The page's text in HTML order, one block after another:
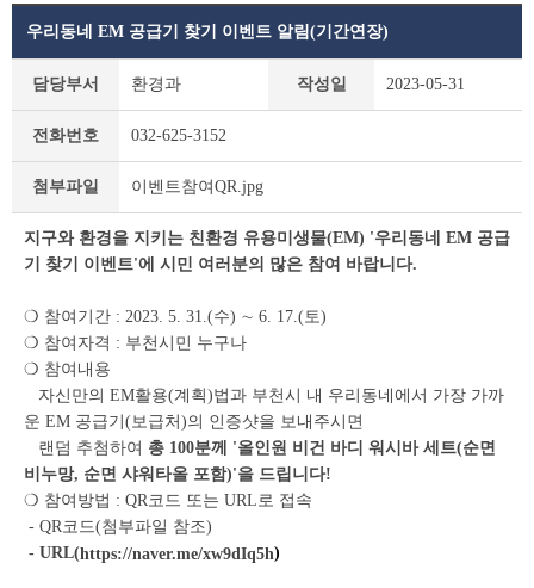
세
회
테
이
우리동네 EM 공급기 찾기 이벤트 알림(기간연장)
담당부서 환경과 작성일 2023-05-31
전화번호 032-625-3152
첨부파일 이벤트참여QR.jpg
지구와 환경을 지키는 친환경 유용미생물(EM) '우리동네 EM 공급
기 찾기 이벤트'에 시민 여러분의 많은 참여 바랍니다.
❍ 참여기간 : 2023. 5. 31.(수) ∼ 6. 17.(토)
❍ 참여자격 : 부천시민 누구나
❍ 참여내용
자신만의 EM활용(계획)법과 부천시 내 우리동네에서 가장 가까
운 EM 공급기(보급처)의 인증샷을 보내주시면
랜덤 추첨하여 총 100분께 '올인원 비건 바디 워시바 세트(순면
비누망, 순면 샤워타올 포함)'을 드립니다!
❍ 참여방법 : QR코드 또는 URL로 접속
- QR코드(첨부파일 참조)
- URL(https://naver.me/xw9dIq5h)